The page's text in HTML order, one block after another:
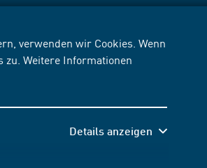
verwenden wir Cookies. Wenn
zu. Weitere Informationen
Details anzeigen